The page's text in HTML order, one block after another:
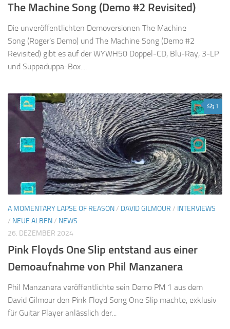
The Machine Song (Demo #2 Revisited)
Die unveröffentlichten Demoversionen The Machine
Song (Roger’s Demo) und The Machine Song (Demo #2
Revisited) gibt es auf der WYWH50 Doppel-CD, Blu-Ray, 3-LP
und Suppaduppa-Box....
1
A MOMENTARY LAPSE OF REASON/ DAVID GILMOUR / INTERVIEWS
/ NEUE ALBEN/ NEWS
26. DEZEMBER 2024
Pink Floyds One Slip entstand aus einer
Demoaufnahme von Phil Manzanera
Phil Manzanera veröffentlichte sein Demo PM 1 aus dem
David Gilmour den Pink Floyd Song One Slip machte, exklusiv
für Guitar Player anlässlich der...